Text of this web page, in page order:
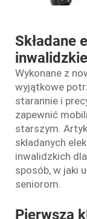
Składane
Wykonane z
wyjątkowe
starannie i
zapewnić
starszym.
składanych
inwalidzkich
sposób, w jaki
seniorom.
Pierwsza